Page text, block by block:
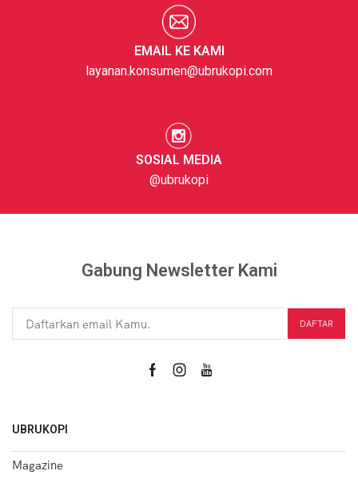
EMAIL KE KAMI
layanan.konsumen@ubrukopi.com
SOSIAL MEDIA
@ubrukopi
Gabung Newsletter Kami
UBRUKOPI
Magazine